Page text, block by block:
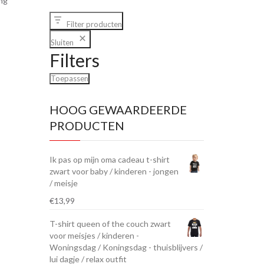
Filter producten
Sluiten
Filters
Toepassen
HOOG GEWAARDEERDE
PRODUCTEN
Ik pas op mijn oma cadeau t-shirt
zwart voor baby / kinderen - jongen
/ meisje
€13,99
T-shirt queen of the couch zwart
voor meisjes / kinderen -
Woningsdag / Koningsdag - thuisblijvers /
lui dagje / relax outfit